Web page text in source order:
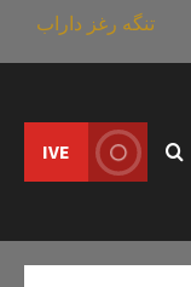
تنگه رغز داراب
IVE